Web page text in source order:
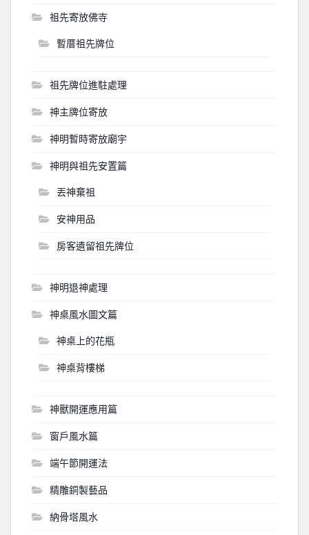
祖先寄放佛寺
暫厝祖先牌位
祖先牌位進駐處理
神主牌位寄放
神明暫時寄放廟宇
神明與祖先安置篇
丟神棄祖
安神用品
房客遺留祖先牌位
神明退神處理
神桌風水圖文篇
神桌上的花瓶
神桌背樓梯
神獸開運應用篇
窗戶風水篇
端午節開運法
精雕銅製藝品
納骨塔風水